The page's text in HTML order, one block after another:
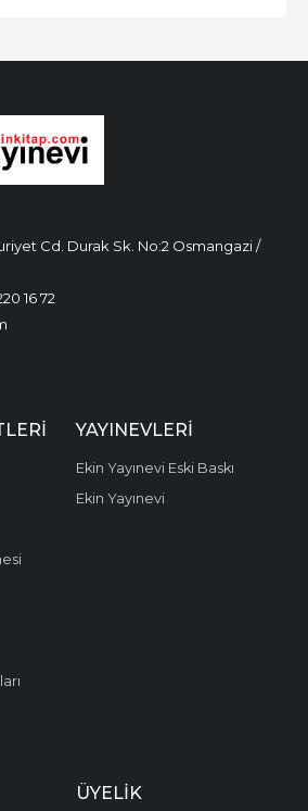
Cd. Durak Sk. No:2 Osmangazi /
16 72
YAYINEVLERI
Ekin Yayınevi Eski Baskı
Ekin Yayınevi
ÜYELIK